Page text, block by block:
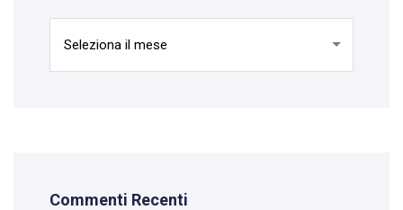
Commenti Recenti